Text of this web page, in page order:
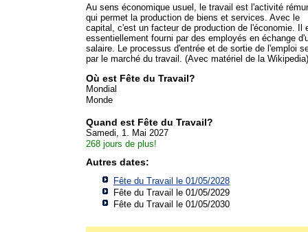
Au sens économique usuel, le travail est l'activité
qui permet la production de biens et services. Avec le
capital, c'est un facteur de production de l'économie. Il
essentiellement fourni par des employés en échange
salaire. Le processus d'entrée et de sortie de l'emploi
par le marché du travail. (Avec matériel de la Wikipedia)
Où est Fête du Travail?
Mondial
Monde
Quand est Fête du Travail?
Samedi, 1. Mai 2027
268 jours de plus!
Autres dates:
Fête du Travail le 01/05/2028
Fête du Travail le 01/05/2029
Fête du Travail le 01/05/2030